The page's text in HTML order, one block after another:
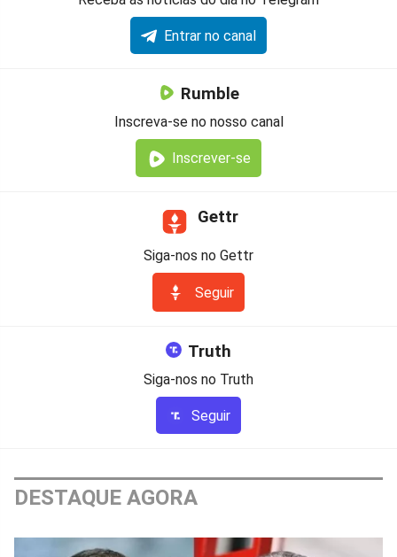
Entrar no canal
Rumble
Inscreva-se no nosso canal
Inscrever-se
Gettr
Siga-nos no Gettr
Seguir
Truth
Siga-nos no Truth
Seguir
DESTAQUE AGORA